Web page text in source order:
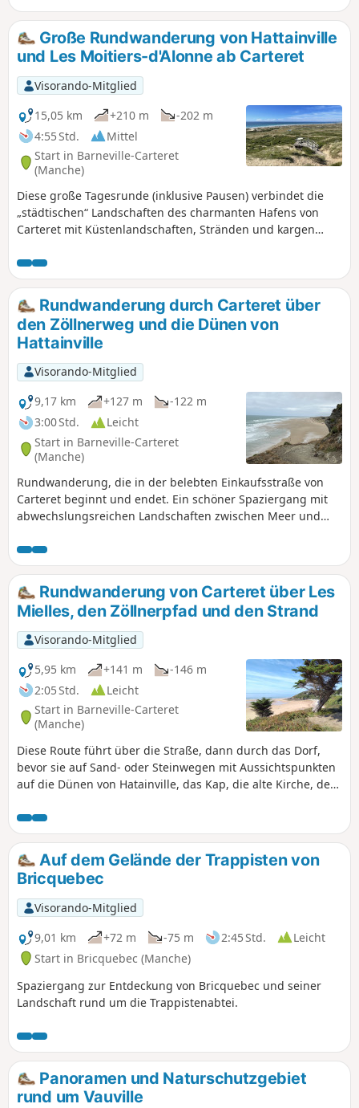
InformationenGPS oder Visorando-App dringend
empfohlen!
Große Rundwanderung von Hattainville
und Les Moitiers-d'Alonne ab Carteret
Visorando-Mitglied
15,05 km
+210 m
-202 m
4:55 Std.
Mittel
Start in Barneville-Carteret
(Manche)
Diese große Tagesrunde (inklusive Pausen) verbindet die
„städtischen“ Landschaften des charmanten Hafens von
Carteret mit Küstenlandschaften, Stränden und kargen
weiter zum Dorf Les Moitiers-d'Alonne führen, wobei der
Weg größtenteils über Wanderwege verläuft.Abgesehen
von einigen Varianten ist dies ein Klassiker für Stammgäste
des Badeortes und der örtlichen Wandervereine!Die
Visorando-App wird in den Dünen empfohlen
Rundwanderung durch Carteret über
den Zöllnerweg und die Dünen von
Hattainville
Visorando-Mitglied
9,17 km
+127 m
-122 m
3:00 Std.
Leicht
Start in Barneville-Carteret
(Manche)
Rundwanderung, die in der belebten Einkaufsstraße von
Carteret beginnt und endet. Ein schöner Spaziergang mit
abwechslungsreichen Landschaften zwischen Meer und
Durchquerung der Dünen, Flora und Fauna zum
Bewundern. Mögliche Pause am Fuße der Ruinen der
Kirche Saint-Germain.
Rundwanderung von Carteret über Les
Mielles, den Zöllnerpfad und den Strand
Visorando-Mitglied
5,95 km
+141 m
-146 m
2:05 Std.
Leicht
Start in Barneville-Carteret
(Manche)
Diese Route führt über die Straße, dann durch das Dorf,
bevor sie auf Sand- oder Steinwegen mit Aussichtspunkten
auf die Dünen von Hatainville, das Kap, die alte Kirche, den
Auf dem Gelände der Trappisten von
Bricquebec
Visorando-Mitglied
9,01 km
+72 m -75 m 2:45 Std.
Leicht
Start in Bricquebec (Manche)
Spaziergang zur Entdeckung von Bricquebec und seiner
Landschaft rund um die Trappistenabtei.
Panoramen und Naturschutzgebiet
rund um Vauville